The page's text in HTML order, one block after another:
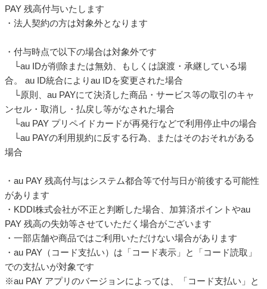
PAY 残高付与いたします
・法人契約の方は対象外となります
・付与時点で以下の場合は対象外です
└au IDが削除または無効、もしくは譲渡・承継している場
合。 au ID統合によりau IDを変更された場合
└原則、au PAYにて決済した商品・サービス等の取引のキャ
ンセル・取消し・払戻し等がなされた場合
└au PAY プリペイドカードが再発行などで利用停止中の場合
└au PAYの利用規約に反する行為、またはそのおそれがある
場合
・au PAY 残高付与はシステム都合等で付与日が前後する可能性
があります
・KDDI株式会社が不正と判断した場合、加算済ポイントやau
PAY 残高の失効等させていただく場合がございます
・一部店舗や商品ではご利用いただけない場合があります
・au PAY（コード支払い）は「コード表示」と「コード読取」
での支払いが対象です
※au PAY アプリのバージョンによっては、「コード支払い」と